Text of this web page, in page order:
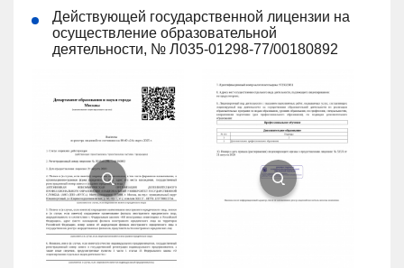
Действующей государственной лицензии на
осуществление образовательной
деятельности, № Л035-01298-77/00180892